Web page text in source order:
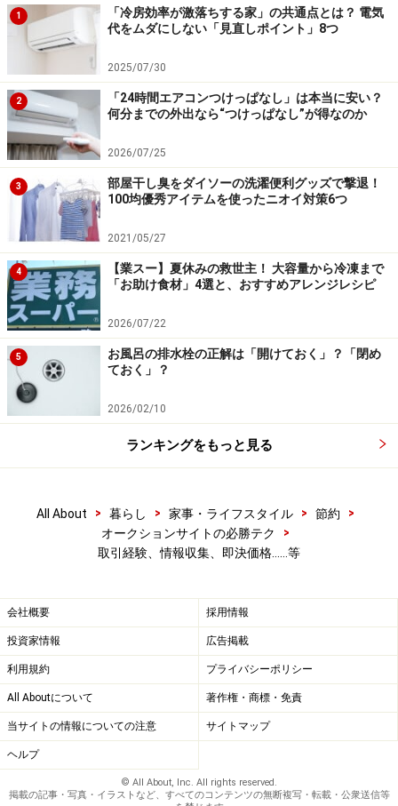
1
「冷房効率が激落ちする家」の共通点とは？ 電気
代をムダにしない「見直しポイント」8つ
2025/07/30
2
「24時間エアコンつけっぱなし」は本当に安い？
何分までの外出なら“つけっぱなし”が得なのか
2026/07/25
3
部屋干し臭をダイソーの洗濯便利グッズで撃退！
100均優秀アイテムを使ったニオイ対策6つ
2021/05/27
4
【業スー】夏休みの救世主！ 大容量から冷凍まで
「お助け食材」4選と、おすすめアレンジレシピ
2026/07/22
5
お風呂の排水栓の正解は「開けておく」？「閉め
ておく」？
2026/02/10
ランキングをもっと見る
All About > 暮らし > 家事・ライフスタイル > 節約
>
オークションサイトの必勝テク
>
取引経験、情報収集、即決価格……等
会社概要 採用情報
投資家情報 広告掲載
利用規約 プライバシーポリシー
All Aboutについて 著作権・商標・免責
当サイトの情報についての注意 サイトマップ
ヘルプ
© All About, Inc. All rights reserved.
掲載の記事・写真・イラストなど、すべてのコンテンツの無断複写・転載・公衆送信等